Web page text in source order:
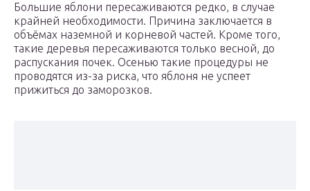
Большие яблони пересаживаются редко, в случае
крайней необходимости. Причина заключается в
объёмах наземной и корневой частей. Кроме того,
такие деревья пересаживаются только весной, до
распускания почек. Осенью такие процедуры не
проводятся из-за риска, что яблоня не успеет
прижиться до заморозков.